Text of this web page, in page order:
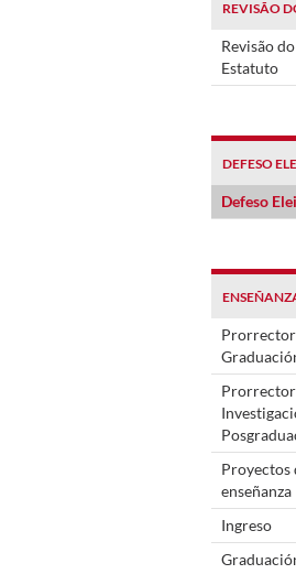
REVISÃO
Revisão do
Estatuto
DEFESO
Defeso
Proyectos
enseñanza
Ingreso